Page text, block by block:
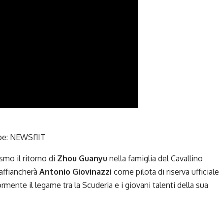
NEWSf1IT
il ritorno di Zhou Guanyu nella famiglia del Cavallino
Antonio Giovinazzi come pilota di riserva ufficiale
il legame tra la Scuderia e i giovani talenti della sua